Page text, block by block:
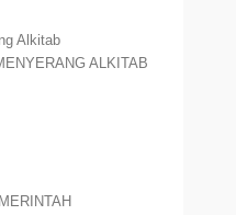
Alkitab
ALKITAB